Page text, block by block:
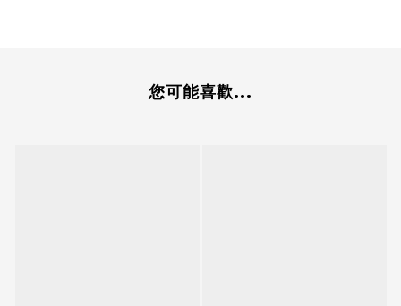
您可能喜歡...